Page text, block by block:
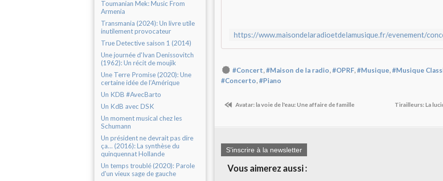
Toumanian Mek: Music From
Armenia
Transmania (2024): Un livre utile
inutilement provocateur
True Detective saison 1 (2014)
Une journée d'Ivan Denissovitch
(1962): Un récit de moujik
Une Terre Promise (2020): Une
certaine idée de l’Amérique
Un KDB #AvecBarto
Un KdB avec DSK
Un moment musical chez les
Schumann
Un président ne devrait pas dire
ça… (2016): La synthèse du
quinquennat Hollande
Un temps troublé (2020): Parole
d'un vieux sage de gauche
#Concert,#Maison de la radio,#OPRF,#Musique,#Musique
#Concerto,#Piano
Avatar: la voie de l'eau: Une affaire de famille Tirailleurs: La
S'inscrire à la newsletter
Vous aimerez aussi :